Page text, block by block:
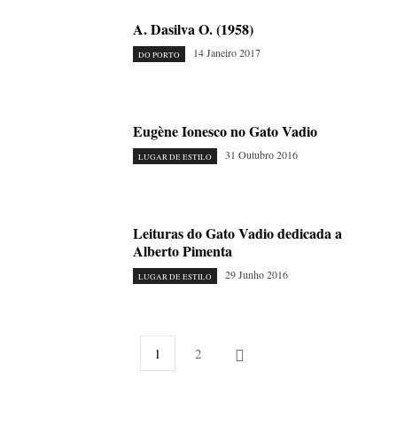
A. Dasilva O. (1958)
DO PORTO 14 Janeiro 2017
Eugène Ionesco no Gato Vadio
LUGAR DE ESTILO 31 Outubro 2016
Leituras do Gato Vadio dedicada a
Alberto Pimenta
LUGAR DE ESTILO 29 Junho 2016
1 2